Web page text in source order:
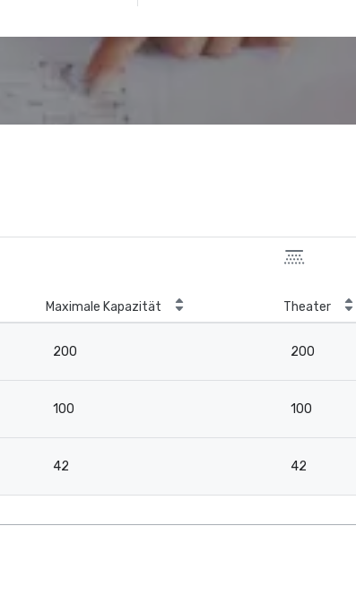
Maximale Kapazität Theater
200 200
100 100
42 42